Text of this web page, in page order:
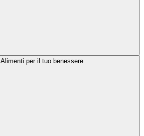
Alimenti per il tuo benessere